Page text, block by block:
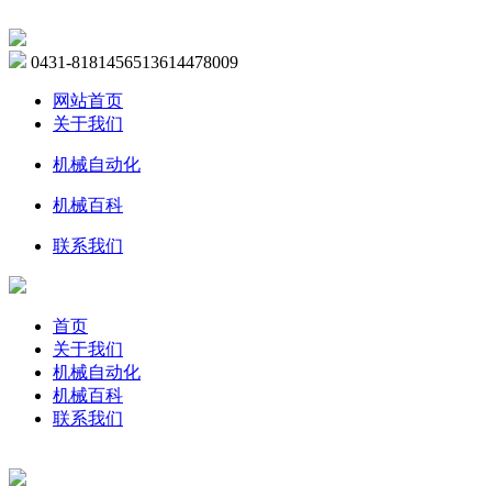
0431-8181456513614478009
网站首页
关于我们
机械自动化
机械百科
联系我们
首页
关于我们
机械自动化
机械百科
联系我们